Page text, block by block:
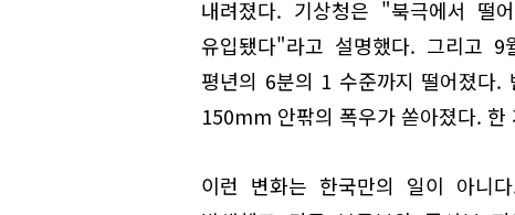
내려졌다. 기상청은 "북극에서 떨
유입됐다"라고 설명했다. 그리고
평년의 6분의 1 수준까지 떨어졌다
150mm 안팎의 폭우가 쏟아졌다. 한
이런 변화는 한국만의 일이 아니